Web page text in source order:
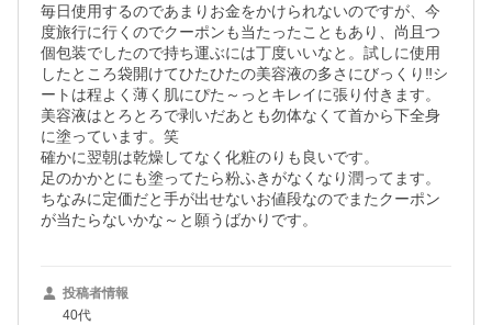
毎日使用するのであまりお金をかけられないのですが、今
度旅行に行くのでクーポンも当たったこともあり、尚且つ
個包装でしたので持ち運ぶには丁度いいなと。試しに使用
したところ袋開けてひたひたの美容液の多さにびっくり‼️シ
ートは程よく薄く肌にぴた～っとキレイに張り付きます。
美容液はとろとろで剥いだあとも勿体なくて首から下全身
に塗っています。笑
確かに翌朝は乾燥してなく化粧のりも良いです。
足のかかとにも塗ってたら粉ふきがなくなり潤ってます。
ちなみに定価だと手が出せないお値段なのでまたクーポン
が当たらないかな～と願うばかりです。
投稿者情報
40代